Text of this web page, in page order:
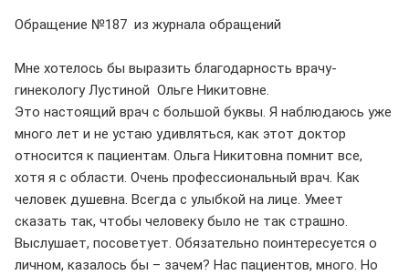
Обращение №187 из журнала обращений
Мне хотелось бы выразить благодарность врачу-
гинекологу Лустиной Ольге Никитовне.
Это настоящий врач с большой буквы. Я наблюдаюсь уже
много лет и не устаю удивляться, как этот доктор
относится к пациентам. Ольга Никитовна помнит все,
хотя я с области. Очень профессиональный врач. Как
человек душевна. Всегда с улыбкой на лице. Умеет
сказать так, чтобы человеку было не так страшно.
Выслушает, посоветует. Обязательно поинтересуется о
личном, казалось бы – зачем? Нас пациентов, много. Но